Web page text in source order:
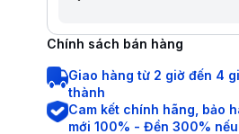
Chính sách bán hàng
Giao hàng từ 2 giờ đến 4
thành
Cam kết chính hãng, bảo
mới 100% - Đền 300%